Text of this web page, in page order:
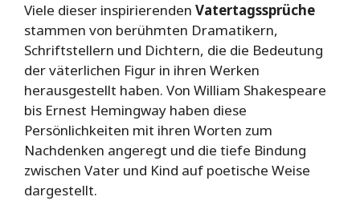
Viele dieser inspirierenden Vatertagssprüche
stammen von berühmten Dramatikern,
Schriftstellern und Dichtern, die die Bedeutung
der väterlichen Figur in ihren Werken
herausgestellt haben. Von William Shakespeare
bis Ernest Hemingway haben diese
Persönlichkeiten mit ihren Worten zum
Nachdenken angeregt und die tiefe Bindung
zwischen Vater und Kind auf poetische Weise
dargestellt.